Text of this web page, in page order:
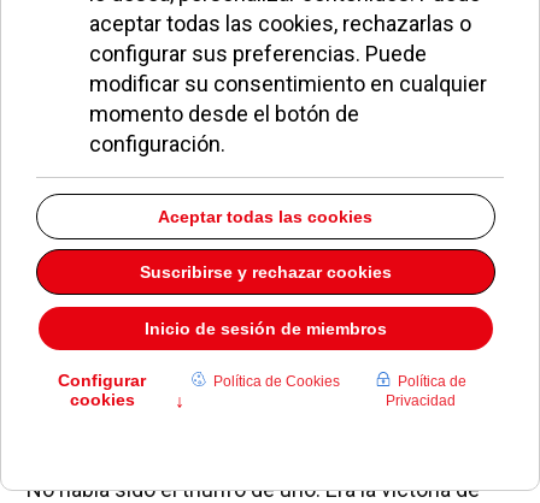
Fue como en el paso del Rubicón : llegaron,
actuaron y vencieron. Después fueron la euforia,
las felicitaciones, los abrazos, las lágrimas. Se
rompió la tensión largamente mantenida. Se había
conseguido romper una tradición de ciento
categoría de honor del
Festival Internacional de
No había sido el triunfo de uno. Era la victoria de